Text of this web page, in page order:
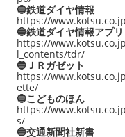
🔵鉄道ダイヤ情報
https://
🔵鉄道ダイヤ情報アプリ
https://
l_contents/tdr/
🔵ＪＲガゼット
https://
ette/
🔵こどものほん
https://
s/
🔵交通新聞社新書